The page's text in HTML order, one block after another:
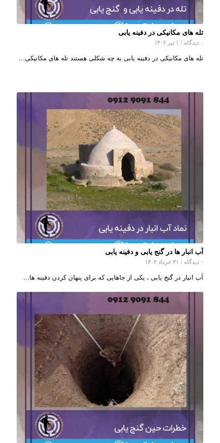
تله های مکانیکی در دفینه یابی
۰ دیدگاه / ۱ تیر ۱۴۰۲
تله های مکانیکی در دفینه یابی به چه شکلی هستند تله های مکانیکی…
آب انبار ها در گنج یابی و دفینه یابی
۰ دیدگاه / ۳۱ خرداد ۱۴۰۲
آب انبار در گنج یابی ، یکی از جاهایی که برای پنهان کردن دفینه ها…